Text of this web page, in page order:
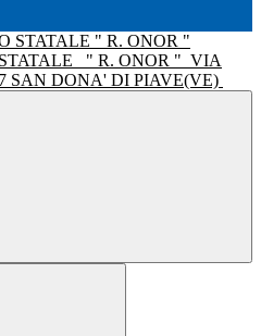
" R. ONOR " VIA
SAN DONA' DI PIAVE(VE)